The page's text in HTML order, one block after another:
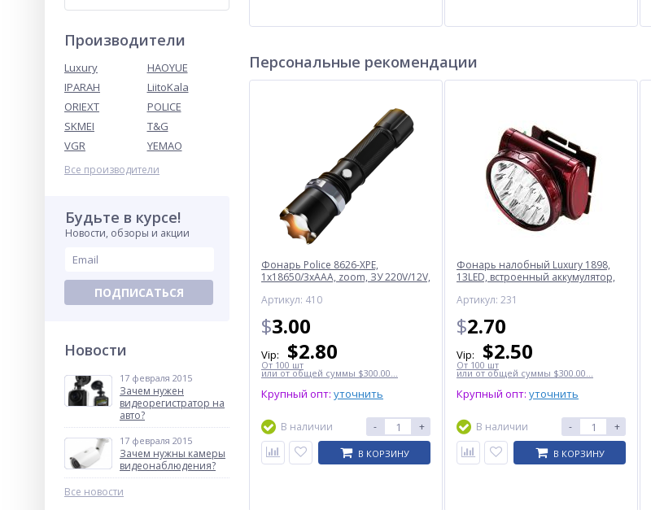
Производители
Luxury
HAOYUE
IPARAH
LiitoKala
ORIEXT
POLICE
SKMEI
T&G
VGR
YEMAO
Все производители
Будьте в курсе!
Новости, обзоры и акции
ПОДПИСАТЬСЯ
Новости
17 февраля 2015
Зачем нужен
видеорегистратор на
авто?
17 февраля 2015
Зачем нужны камеры
видеонаблюдения?
Все новости
Персональные рекомендации
Фонарь Police 8626-XPE,
1х18650/3xAAA, zoom, ЗУ 220V/12V,
Артикул: 410
$3.00
Vip: $2.80
От 100 шт
или от общей суммы $300.00...
Крупный опт: уточнить
В наличии - +
В КОРЗИНУ
Фонарь налобный Luxury 1898,
13LED, встроенный аккумулятор,
Артикул: 231
$2.70
Vip: $2.50
От 100 шт
или от общей суммы $300.00...
Крупный опт: уточнить
В наличии - +
В КОРЗИНУ